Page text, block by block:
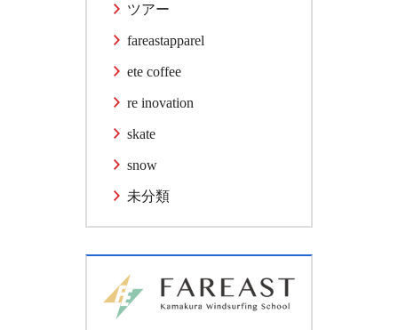
ツアー
fareastapparel
ete coffee
re inovation
skate
snow
未分類